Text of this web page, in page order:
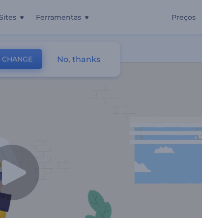
Sites Ferramentas Preços
CHANGE No, thanks